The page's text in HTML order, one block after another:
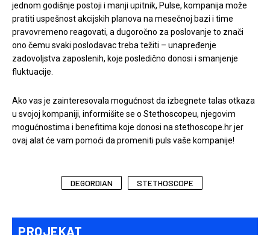
PROJEKAT
jednom godišnje postoji i manji upitnik, Pulse, kompanija može
pratiti uspešnost akcijskih planova na mesečnoj bazi i time
pravovremeno reagovati, a dugoročno za poslovanje to znači
ono čemu svaki poslodavac treba težiti – unapređenje
zadovoljstva zaposlenih, koje posledično donosi i smanjenje
fluktuacije.
Ako vas je zainteresovala mogućnost da izbegnete talas otkaza
u svojoj kompaniji, informišite se o Stethoscopeu, njegovim
mogućnostima i benefitima koje donosi na stethoscope.hr jer
ovaj alat će vam pomoći da promeniti puls vaše kompanije!
DEGORDIAN STETHOSCOPE